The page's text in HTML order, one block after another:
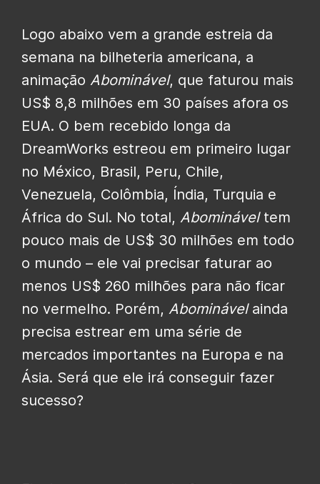
Logo abaixo vem a grande estreia da
semana na bilheteria americana, a
animação Abominável, que faturou mais
US$ 8,8 milhões em 30 países afora os
EUA. O bem recebido longa da
DreamWorks estreou em primeiro lugar
no México, Brasil, Peru, Chile,
Venezuela, Colômbia, Índia, Turquia e
África do Sul. No total, Abomináveltem
pouco mais de US$ 30 milhões em todo
o mundo – ele vai precisar faturar ao
menos US$ 260 milhões para não ficar
no vermelho. Porém, Abominávelainda
precisa estrear em uma série de
mercados importantes na Europa e na
Ásia. Será que ele irá conseguir fazer
sucesso?